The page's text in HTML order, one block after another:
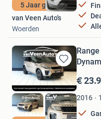
5 Jaar garantie
van Veen Auto's
Woerden
Bewaren
in
Mijn
Favorieten
€
2016